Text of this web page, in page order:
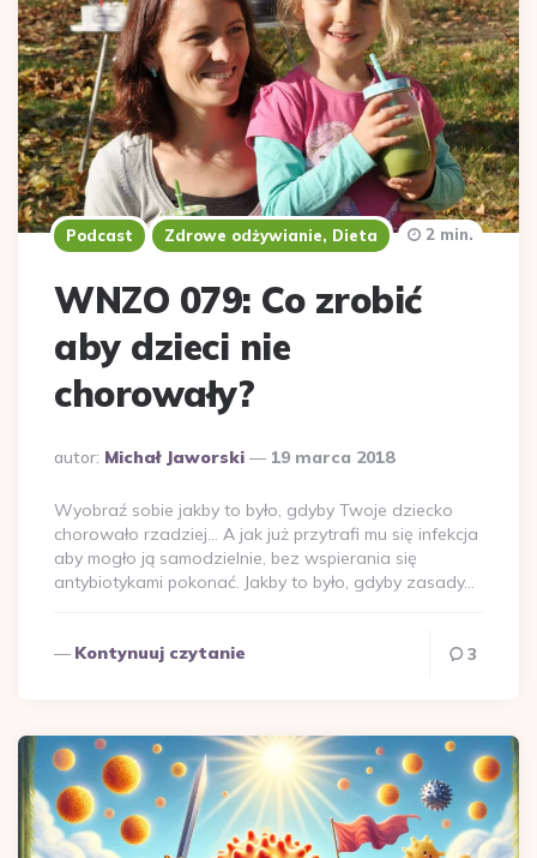
Podcast Zdrowe odżywianie, Dieta
WNZO 079: Co zrobić
aby dzieci nie
chorowały?
Dodane
autor: Michał Jaworski 19 marca 2018
2 min.
Wyobraź sobie jakby to było, gdyby Twoje dziecko
chorowało rzadziej… A jak już przytrafi mu się infekcja
aby mogło ją samodzielnie, bez wspierania się
antybiotykami pokonać. Jakby to było, gdyby zasady…
Kontynuuj czytanie 3